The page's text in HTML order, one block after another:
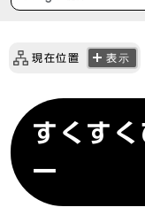
現在位置 表示
すくす
ー